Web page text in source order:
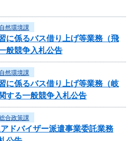
自然環境課
に係るバス借り上げ等業務（飛
般競争入札公告
自然環境課
に係るバス借り上げ等業務（岐
する一般競争入札公告
合政策課
ドバイザー派遣事業委託業務